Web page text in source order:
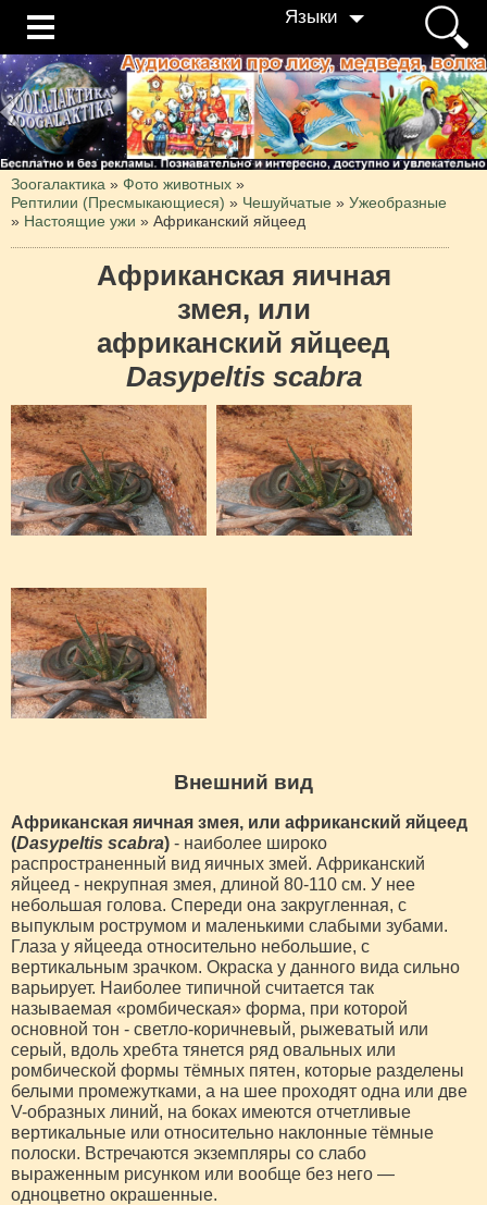
Языки
Зоогалактика » Фото животных »
Рептилии (Пресмыкающиеся) » Чешуйчатые » Ужеобразные
» Настоящие ужи » Aфриканский яйцеед
Африканская яичная
змея, или
африканский яйцеед
Dasypeltis scabra
Внешний вид
Африканская яичная змея, или африканский яйцеед
(Dasypeltis scabra) - наиболее широко
распространенный вид яичных змей. Африканский
яйцеед - некрупная змея, длиной 80-110 см. У нее
небольшая голова. Спереди она закругленная, с
выпуклым рострумом и маленькими слабыми зубами.
Глаза у яйцееда относительно небольшие, с
вертикальным зрачком. Окраска у данного вида сильно
варьирует. Наиболее типичной считается так
называемая «ромбическая» форма, при которой
основной тон - светло-коричневый, рыжеватый или
серый, вдоль хребта тянется ряд овальных или
ромбической формы тёмных пятен, которые разделены
белыми промежутками, а на шее проходят одна или две
V-образных линий, на боках имеются отчетливые
вертикальные или относительно наклонные тёмные
полоски. Встречаются экземпляры со слабо
выраженным рисунком или вообще без него —
одноцветно окрашенные.